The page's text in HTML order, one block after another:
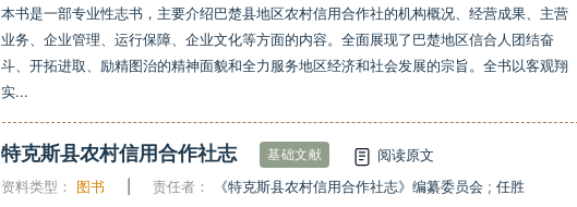
本书是一部专业性志书，主要介绍巴楚县地区农村信用合作社的机构概况、经营成果、主营
业务、企业管理、运行保障、企业文化等方面的内容。全面展现了巴楚地区信合人团结奋
斗、开拓进取、励精图治的精神面貌和全力服务地区经济和社会发展的宗旨。全书以客观翔
实...
特克斯县农村信用合作社志 基础文献
阅读原文
资料类型：
图书 责任者： 《特克斯县农村信用合作社志》编纂委员会 ; 任胜